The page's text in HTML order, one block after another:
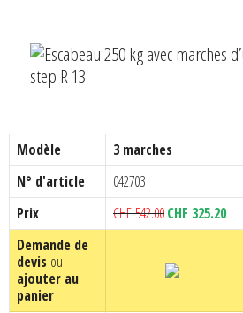
Modèle 3 marches
N° d'article
042703
Prix
CHF542.00Le
prix
était :
CHF 542.00.
CHF 325.20Le
prix
Demande de
devis ou
ajouter au
panier